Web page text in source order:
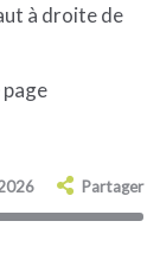
à droite de
Partager